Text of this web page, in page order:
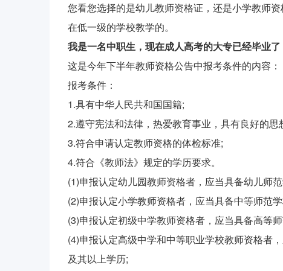
您看您选择的是幼儿教师资格证，还是小学教师
在低一级的学校教学的。
我是一名中职生，现在成人高考的大专已经毕业
这是今年下半年教师资格公告中报考条件的内容：
报考条件：
1.具有中华人民共和国国籍;
2.遵守宪法和法律，热爱教育事业，具有良好的思
3.符合申请认定教师资格的体检标准;
4.符合《教师法》规定的学历要求。
(1)申报认定幼儿园教师资格者，应当具备幼儿师
(2)申报认定小学教师资格者，应当具备中等师范
(3)申报认定初级中学教师资格者，应当具备高等
(4)申报认定高级中学和中等职业学校教师资格者
及其以上学历;